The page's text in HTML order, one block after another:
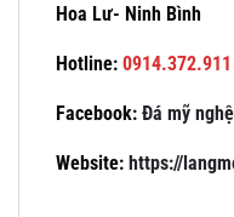
Hoa Lư- Ninh Bình
Hotline:
Facebook: Đá mỹ
Website: https://